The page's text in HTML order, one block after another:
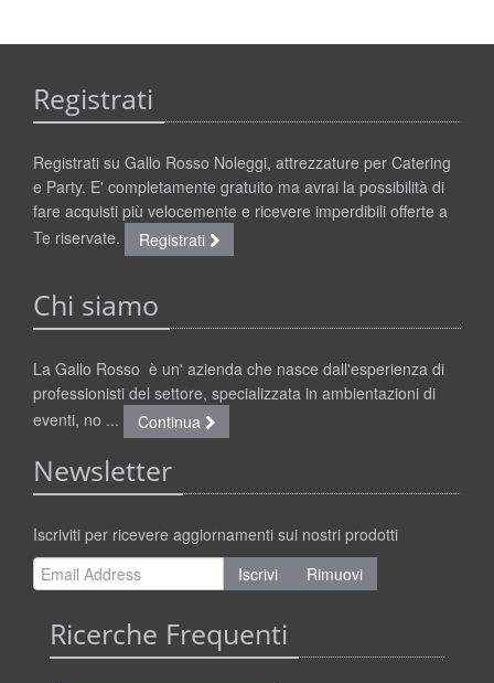
Registrati
Registrati su Gallo Rosso Noleggi, attrezzature per Catering
e Party. E' completamente gratuito ma avrai la possibilità di
fare acquisti più velocemente e ricevere imperdibili offerte a
Te riservate.
Registrati
Chi siamo
La Gallo Rosso è un' azienda che nasce dall'esperienza di
professionisti del settore, specializzata in ambientazioni di
eventi, no ...
Continua
Newsletter
Iscriviti per ricevere aggiornamenti sui nostri prodotti
Iscrivi
Rimuovi
Ricerche Frequenti